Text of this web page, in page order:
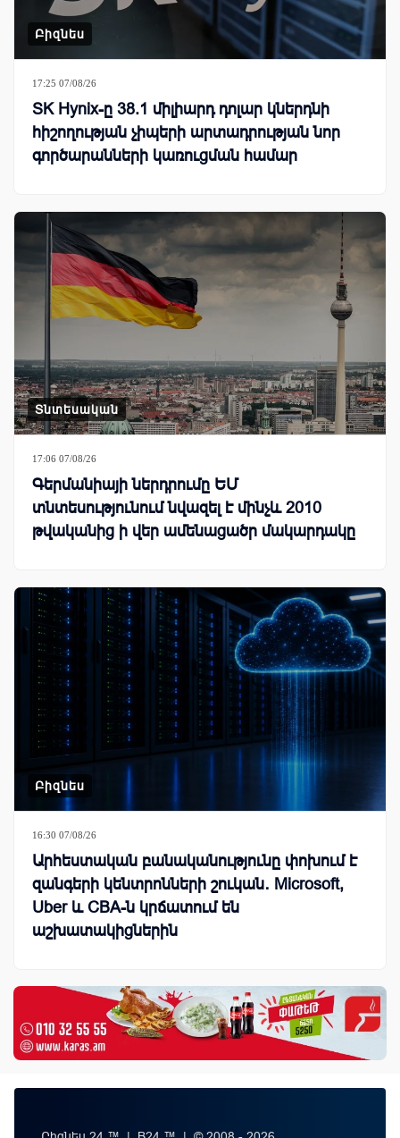
Բիզնես
17:25 07/08/26
SK Hynix-ը 38.1 միլիարդ դոլար կներդնի
հիշողության չիպերի արտադրության նոր
գործարանների կառուցման համար
Տնտեսական
17:06 07/08/26
Գերմանիայի ներդրումը ԵՄ
տնտեսությունում նվազել է մինչև 2010
թվականից ի վեր ամենացածր մակարդակը
Բիզնես
16:30 07/08/26
Արհեստական բանականությունը փոխում է
զանգերի կենտրոնների շուկան․ Microsoft,
Uber և CBA-ն կրճատում են
աշխատակիցներին